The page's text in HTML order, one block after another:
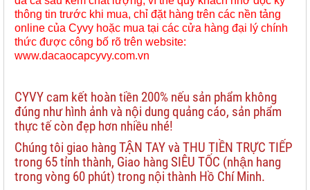
thông tin trước khi mua, chỉ đặt hàng trên các nền tảng
online của Cyvy hoặc mua tại các cửa hàng đại lý chính
thức được công bố rõ trên website:
www.dacaocapcyvy.com.vn
CYVY cam kết hoàn tiền 200% nếu sản phẩm không
đúng như hình ảnh và nội dung quảng cáo, sản phẩm
thực tế còn đẹp hơn nhiều nhé!
Chúng tôi giao hàng TẬN TAY và THU TIỀN TRỰC TIẾP
trong 65 tỉnh thành, Giao hàng SIÊU TỐC (nhận hang
trong vòng 60 phút) trong nội thành Hồ Chí Minh.